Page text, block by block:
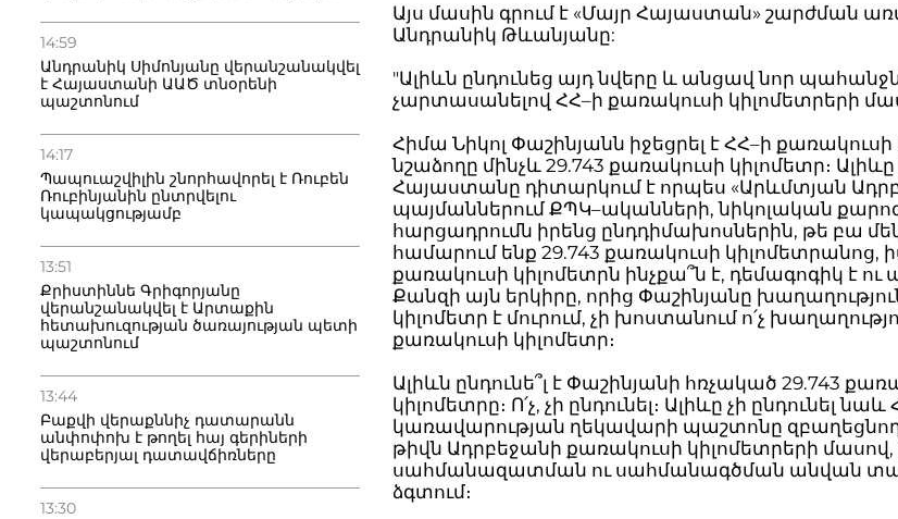
14:59
Անդրանիկ Սիմոնյանը վերանշանակվել
է Հայաստանի ԱԱԾ տնօրենի
պաշտոնում
14:17
Պապուաշվիլին շնորհավորել է Ռուբեն
Ռուբինյանին ընտրվելու
կապակցությամբ
13:51
Քրիստիննե Գրիգորյանը
վերանշանակվել է Արտաքին
հետախուզության ծառայության պետի
պաշտոնում
13:44
Բաքվի վերաքննիչ դատարանն
անփոփոխ է թողել հայ գերիների
վերաբերյալ դատավճիռները
13:30
Այս մասին գրում է «Մայր Հայաստան» շարժման
Անդրանիկ Թևանյանը:
"Ալիևն ընդունեց այդ նվերը և անցավ նոր
չարտասանելով ՀՀ–ի քառակուսի կիլոմետրերի
Հիմա Նիկոլ Փաշինյանն իջեցրել է ՀՀ–ի քառակուսի
նշաձողը մինչև 29.743 քառակուսի կիլոմետր։ Ալիևը
Հայաստանը դիտարկում է որպես «Արևմտյան
պայմաններում ՔՊԿ–ականների, նիկոլական
հարցադրումն իրենց ընդդիմախոսներին, թե բա
համարում ենք 29.743 քառակուսի կիլոմետրանոց,
քառակուսի կիլոմետրն ինչքա՞ն է, դեմագոգիկ է
Քանզի այն երկիրը, որից Փաշինյանը
կիլոմետր է մուրում, չի խոստանում ո՛չ
քառակուսի կիլոմետր։
Ալիևն ընդունե՞լ է Փաշինյանի հռչակած 29.743
կիլոմետրը։ Ո՛չ, չի ընդունել։ Ալիևը չի ընդունել նաև
կառավարության ղեկավարի պաշտոնը
թիվն Ադրբեջանի քառակուսի կիլոմետրերի
սահմանազատման ու սահմանագծման անվան
ձգտում։